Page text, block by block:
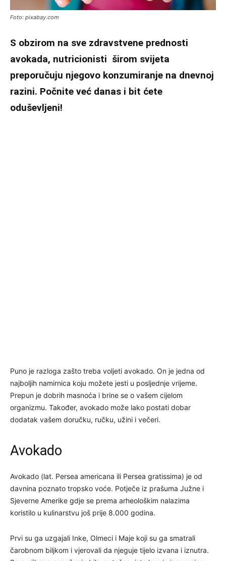
Foto: pixabay.com
S obzirom na sve zdravstvene prednosti
avokada, nutricionisti širom svijeta
preporučuju njegovo konzumiranje na dnevnoj
razini. Počnite već danas i bit ćete
oduševljeni!
Puno je razloga zašto treba voljeti avokado. On je jedna od
najboljih namirnica koju možete jesti u posljednje vrijeme.
Prepun je dobrih masnoća i brine se o vašem cijelom
organizmu. Također, avokado može lako postati dobar
dodatak vašem doručku, ručku, užini i večeri.
Avokado
Avokado (lat. Persea americana ili Persea gratissima) je od
davnina poznato tropsko voće. Potječe iz prašuma Južne i
Sjeverne Amerike gdje se prema arheološkim nalazima
koristilo u kulinarstvu još prije 8.000 godina.
Prvi su ga uzgajali Inke, Olmeci i Maje koji su ga smatrali
čarobnom biljkom i vjerovali da njeguje tijelo izvana i iznutra.